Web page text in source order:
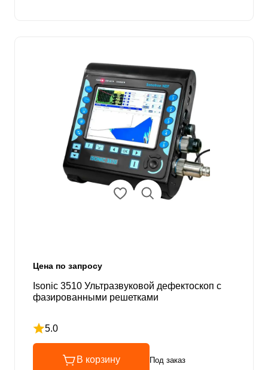
Цена по запросу
Isonic 3510 Ультразвуковой дефектоскоп с
фазированными решетками
5.0
Рейтинг 5 из 5
В корзину Под заказ